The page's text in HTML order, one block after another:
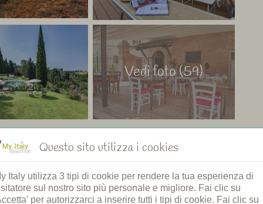
Vedi foto (59)
Ristorante
Questo sito utilizza i cookies
Italy utilizza 3 tipi di cookie per rendere la tua esperienza di
sul nostro sito più personale e migliore. Fai clic su
per autorizzarci a inserire tutti i tipi di cookie. Fai clic su